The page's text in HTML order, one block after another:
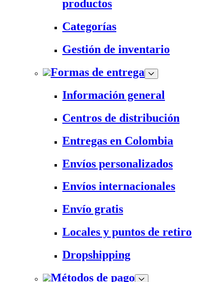
productos
Categorías
Gestión de inventario
Formas de entrega
Información general
Centros de distribución
Entregas en Colombia
Envíos personalizados
Envíos internacionales
Envío gratis
Locales y puntos de retiro
Dropshipping
Métodos de pago